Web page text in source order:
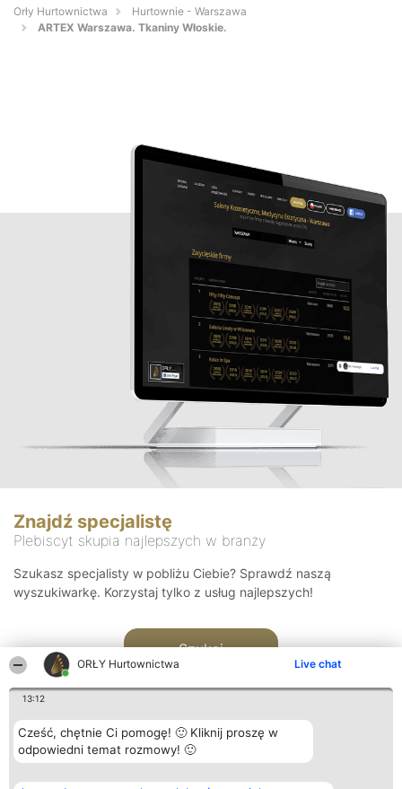
ORŁY Hurtownictwa Live chat
13:12
Cześć, chętnie Ci pomogę! 🙂 Kliknij proszę w
odpowiedni temat rozmowy! 🙂
Orły Hurtownictwa
Hurtownie - Warszawa
ARTEX Warszawa. Tkaniny Włoskie.
Znajdź specjalistę
Plebiscyt skupia najlepszych w branży
Szukasz specjalisty w pobliżu Ciebie? Sprawdź naszą
wyszukiwarkę. Korzystaj tylko z usług najlepszych!
Szukaj
Organizator plebiscytu Plebiscyt Kontakt